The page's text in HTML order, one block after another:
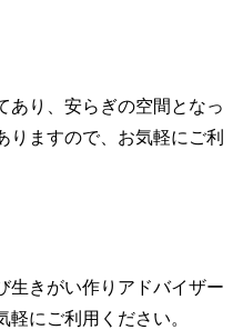
あり、安らぎの空間となっ
りますので、お気軽にご利
生きがい作りアドバイザー
にご利用ください。